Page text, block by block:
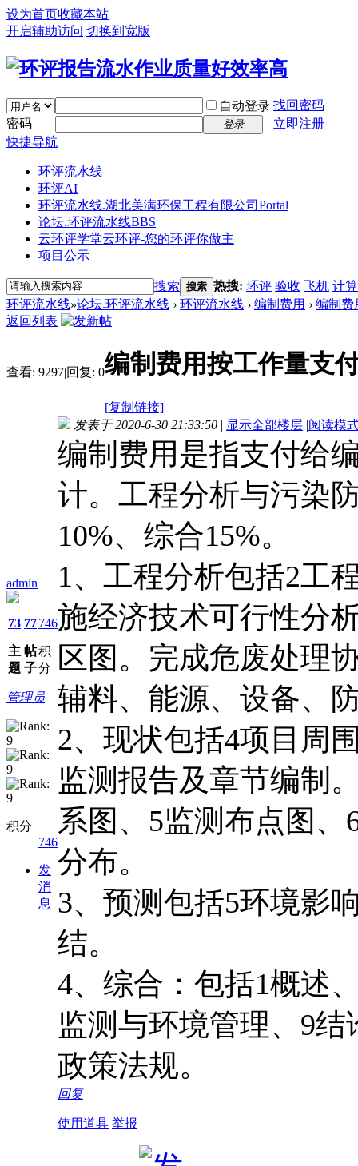
设为首页收藏本站
开启辅助访问 切换到宽版
自动登录 找回密码
密码
登录
立即注册
快捷导航
环评流水线
环评AI
环评流水线.湖北美满环保工程有限公司 Portal
论坛.环评流水线BBS
云环评学堂云环评-您的环评你做主
项目公示
搜索 搜索 热搜: 环评 验收 飞机 计算
环评流水线»论坛.环评流水线 › 环评流水线 › 编制费用 › 编制费
返回列表
查看: 9297|回复: 0编制费用按工作量支
[复制链接]
admin
73
主
题
77
帖
子
746
积
分
管理员
积分
746
发
消
息
发表于 2020-6-30 21:33:50 | 显示全部楼层 |阅读模
编制费用是指支付给
计。工程分析与污染
10%、综合15%。
1、工程分析包括2工
施经济技术可行性分
区图。完成危废处理
辅料、能源、设备、
2、现状包括4项目周
监测报告及章节编制
系图、5监测布点图
分布。
3、预测包括5环境影
结。
4、综合：包括1概述
监测与环境管理、9
政策法规。
回复
使用道具 举报